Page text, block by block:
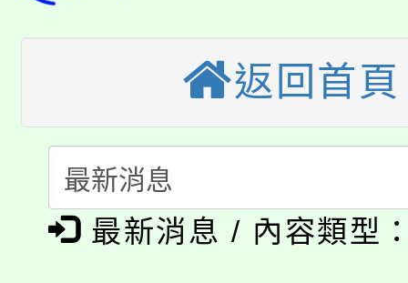
程，歡迎學生輔導中心
心理、諮商輔導、社會
系所師生報名參加。
門員」簡章及活動海報
踴躍報名參加。
「桃園市補助參觀特色
義教育推展貢獻獎」
「2026 ART TAIPEI臺
博覽會」之「藝術教育
「2026金融保險知識
車」活動
桃園市115學年度學生
返回首頁
最新消息 / 內容類型